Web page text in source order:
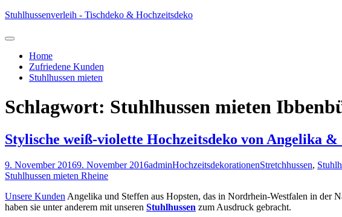
Skip
content
Stuhlhussenverleih - Tischdeko & Hochzeitsdeko
Home
Zufriedene Kunden
Stuhlhussen mieten
Schlagwort: Stuhlhussen mieten
Stylische weiß-violette Hochzeitsdeko von Angelika &
9. November 20169. November 2016adminHochzeitsdekorationenStretchhussen,
Stuhlhussen mieten Rheine
Unsere Kunden Angelika und Steffen aus Hopsten, das in Nordrhein-Westfalen in der
haben sie unter anderem mit unseren Stuhlhussen zum Ausdruck gebracht.